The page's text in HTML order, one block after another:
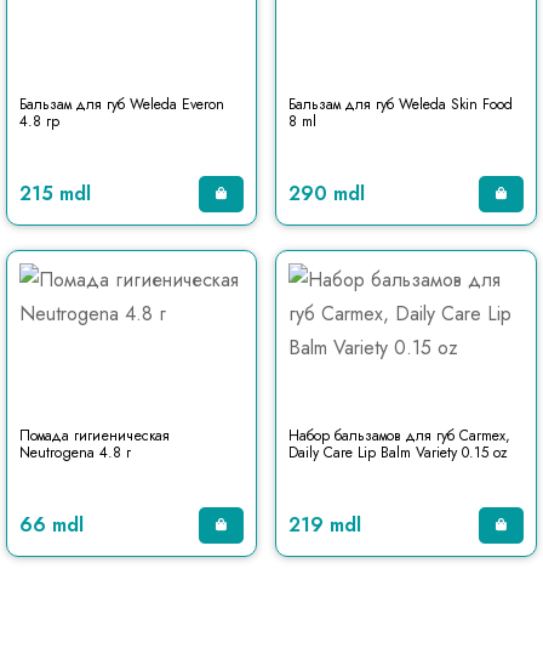
Бальзам для губ Weleda Everon
4.8 гр
215 mdl
Бальзам для губ Weleda Skin Food
8 ml
290 mdl
Помада гигиеническая
Neutrogena 4.8 г
66 mdl
Набор бальзамов для губ Carmex,
Daily Care Lip Balm Variety 0.15 oz
219 mdl